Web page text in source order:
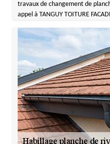
travaux de changement de
appel à TANGUY TOITURE